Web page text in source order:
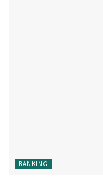
BANKING